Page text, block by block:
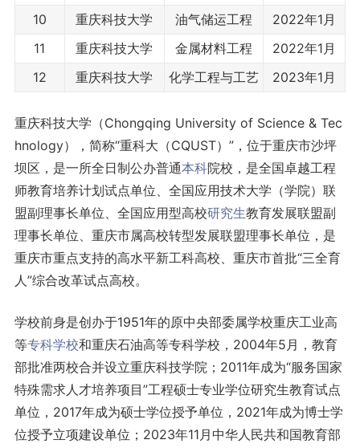
10
重庆科技大学 油气储运工程
2022年1月
11
重庆科技大学 金属材料工程
2022年1月
12
重庆科技大学 化学工程与工艺 2023年1月
重庆科技大学（Chongqing University of Science & Tec
hnology），简称“重科大（CQUST）”，位于重庆市沙坪
坝区，是一所全日制公办普通本科院校，是全国卓越工程
师教育培养计划试点单位、全国应用技术大学（学院）联
盟副理事长单位、全国应用型高校研究生教育发展联盟副
理事长单位、重庆市属高校转型发展联盟理事长单位，是
重庆市重点支持的高水平新工科高校、重庆市首批“三全育
人”综合改革试点高校。
学校前身是创办于1951年的原中央部委属学校重庆工业高
等专科学校和重庆石油高等专科学校，2004年5月，教育
部批准两校合并设立重庆科技学院；2011年成为“服务国家
特殊需求人才培养项目”工程硕士专业学位研究生教育试点
单位，2017年成为硕士学位授予单位，2021年成为博士学
位授予立项建设单位；2023年11月中华人民共和国教育部